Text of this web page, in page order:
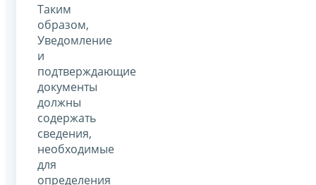
Таким
образом,
Уведомление
и
подтверждающие
документы
должны
содержать
сведения,
необходимые
для
определения